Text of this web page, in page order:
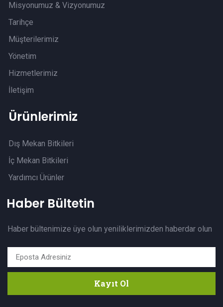
Misyonumuz & Vizyonumuz
Tarihçe
Müşterilerimiz
Yönetim
Hizmetlerimiz
İletişim
Ürünlerimiz
Dış Mekan Bitkileri
İç Mekan Bitkileri
Yardımcı Ürünler
Haber Bültetin
Haber bültenimize üye olun yeniliklerimizden haberdar olun
Kayıt Ol